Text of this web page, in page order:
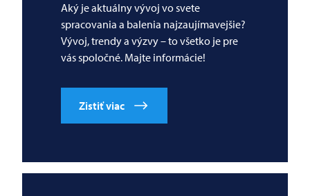
Aký je aktuálny vývoj vo svete
spracovania a balenia najzaujímavejšie?
Vývoj, trendy a výzvy – to všetko je pre
vás spoločné. Majte informácie!
Zistiť viac